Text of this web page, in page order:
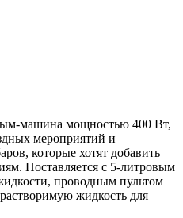
машина мощностью 400 Вт,
мероприятий и
которые хотят добавить
Поставляется с 5-литровым
проводным пультом
жидкость для